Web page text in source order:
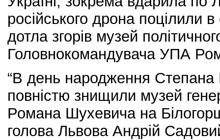
російського дрона поцілили
дотла згорів музей
Головнокомандувача УПА
“В день народження Степана
повністю знищили музей
Романа Шухевича на
голова Львова Андрій